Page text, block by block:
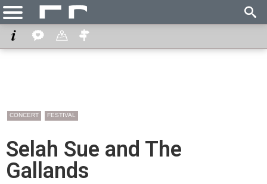
CONCERT FESTIVAL
Selah Sue and The
Gallands